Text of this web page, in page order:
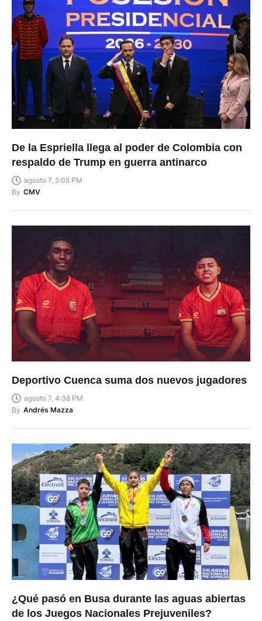
De la Espriella llega al poder de Colombia con
respaldo de Trump en guerra antinarco
agosto 7, 5:05 PM
By CMV
Deportivo Cuenca suma dos nuevos jugadores
agosto 7, 4:38 PM
By Andrés Mazza
¿Qué pasó en Busa durante las aguas abiertas
de los Juegos Nacionales Prejuveniles?